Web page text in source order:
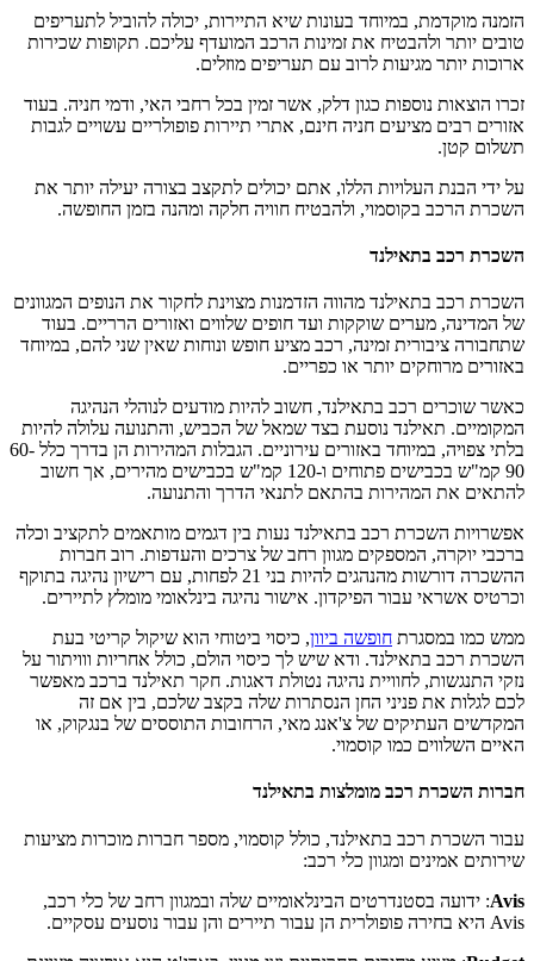
הזמנה מוקדמת, במיוחד בעונות שיא התיירות, יכולה להוביל לתעריפים
טובים יותר ולהבטיח את זמינות הרכב המועדף עליכם. תקופות שכירות
ארוכות יותר מגיעות לרוב עם תעריפים מוזלים.
זכרו הוצאות נוספות כגון דלק, אשר זמין בכל רחבי האי, ודמי חניה. בעוד
אזורים רבים מציעים חניה חינם, אתרי תיירות פופולריים עשויים לגבות
תשלום קטן.
על ידי הבנת העלויות הללו, אתם יכולים לתקצב בצורה יעילה יותר את
השכרת הרכב בקוסמוי, ולהבטיח חוויה חלקה ומהנה בזמן החופשה.
השכרת רכב בתאילנד
השכרת רכב בתאילנד מהווה הזדמנות מצוינת לחקור את הנופים המגוונים
של המדינה, מערים שוקקות ועד חופים שלווים ואזורים הרריים. בעוד
שתחבורה ציבורית זמינה, רכב מציע חופש ונוחות שאין שני להם, במיוחד
באזורים מרוחקים יותר או כפריים.
כאשר שוכרים רכב בתאילנד, חשוב להיות מודעים לנוהלי הנהיגה
המקומיים. תאילנד נוסעת בצד שמאל של הכביש, והתנועה עלולה להיות
בלתי צפויה, במיוחד באזורים עירוניים. הגבלות המהירות הן בדרך כלל 60-
90 קמ"ש בכבישים פתוחים ו-120 קמ"ש בכבישים מהירים, אך חשוב
להתאים את המהירות בהתאם לתנאי הדרך והתנועה.
אפשרויות השכרת רכב בתאילנד נעות בין דגמים מותאמים לתקציב וכלה
ברכבי יוקרה, המספקים מגוון רחב של צרכים והעדפות. רוב חברות
ההשכרה דורשות מהנהגים להיות בני 21 לפחות, עם רישיון נהיגה בתוקף
וכרטיס אשראי עבור הפיקדון. אישור נהיגה בינלאומי מומלץ לתיירים.
ממש כמו במסגרת חופשה ביוון, כיסוי ביטוחי הוא שיקול קריטי בעת
השכרת רכב בתאילנד. ודא שיש לך כיסוי הולם, כולל אחריות ווויתור על
נזקי התנגשות, לחוויית נהיגה נטולת דאגות. חקר תאילנד ברכב מאפשר
לכם לגלות את פניני החן הנסתרות שלה בקצב שלכם, בין אם זה
המקדשים העתיקים של צ'אנג מאי, הרחובות התוססים של בנגקוק, או
האיים השלווים כמו קוסמוי.
חברות השכרת רכב מומלצות בתאילנד
עבור השכרת רכב בתאילנד, כולל קוסמוי, מספר חברות מוכרות מציעות
שירותים אמינים ומגוון כלי רכב:
Avis: ידועה בסטנדרטים הבינלאומיים שלה ובמגוון רחב של כלי רכב,
Avis היא בחירה פופולרית הן עבור תיירים והן עבור נוסעים עסקיים.